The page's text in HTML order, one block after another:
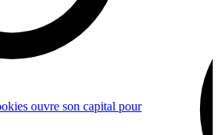
ouvre son capital pour